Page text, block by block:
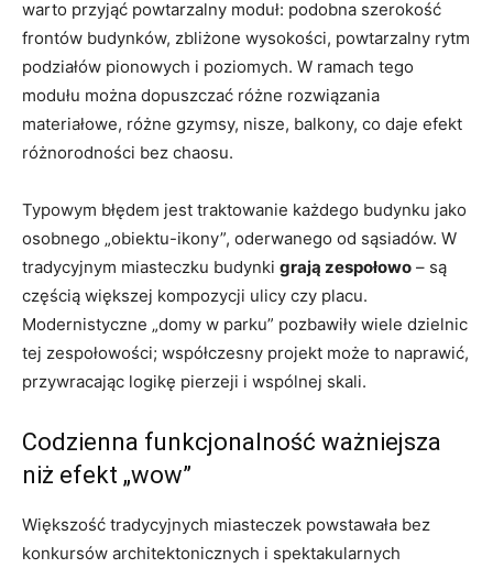
warto przyjąć powtarzalny moduł: podobna szerokość
frontów budynków, zbliżone wysokości, powtarzalny rytm
podziałów pionowych i poziomych. W ramach tego
modułu można dopuszczać różne rozwiązania
materiałowe, różne gzymsy, nisze, balkony, co daje efekt
różnorodności bez chaosu.
Typowym błędem jest traktowanie każdego budynku jako
osobnego „obiektu-ikony”, oderwanego od sąsiadów. W
tradycyjnym miasteczku budynki grają zespołowo – są
częścią większej kompozycji ulicy czy placu.
Modernistyczne „domy w parku” pozbawiły wiele dzielnic
tej zespołowości; współczesny projekt może to naprawić,
przywracając logikę pierzeji i wspólnej skali.
Codzienna funkcjonalność ważniejsza
niż efekt „wow”
Większość tradycyjnych miasteczek powstawała bez
konkursów architektonicznych i spektakularnych